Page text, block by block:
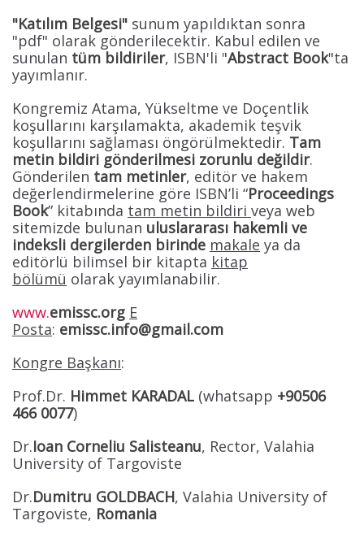
"Katılım Belgesi" sunum yapıldıktan sonra
"pdf" olarak gönderilecektir. Kabul edilen ve
sunulan tüm bildiriler, ISBN'li "Abstract Book"ta
yayımlanır.
Kongremiz Atama, Yükseltme ve Doçentlik
koşullarını karşılamakta, akademik teşvik
koşullarını sağlaması öngörülmektedir. Tam
metin bildiri gönderilmesi zorunlu değildir.
Gönderilen tam metinler, editör ve hakem
değerlendirmelerine göre ISBN’li “Proceedings
Book” kitabında tam metin bildiri veya web
sitemizde bulunan uluslararası hakemli ve
indeksli dergilerden birinde makale ya da
editörlü bilimsel bir kitapta kitap
bölümü olarak yayımlanabilir.
www.emissc.org E
Posta: emissc.info@gmail.com
Kongre Başkanı:
Prof.Dr. Himmet KARADAL (whatsapp +90506
466 0077)
Dr.Ioan Corneliu Salisteanu, Rector, Valahia
University of Targoviste
Dr.Dumitru GOLDBACH, Valahia University of
Targoviste, Romania